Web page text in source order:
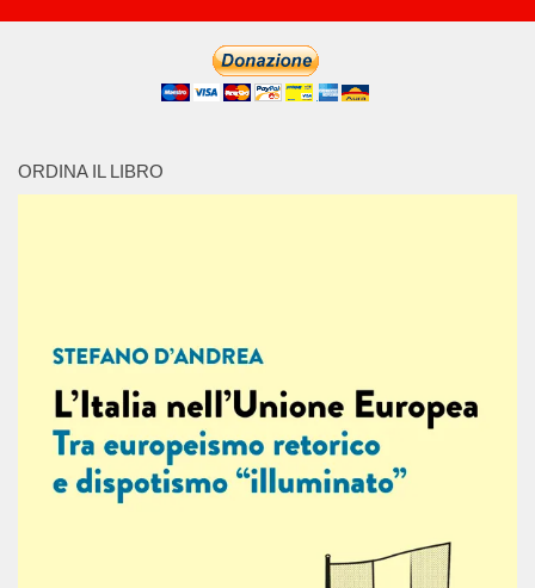
ORDINA IL LIBRO